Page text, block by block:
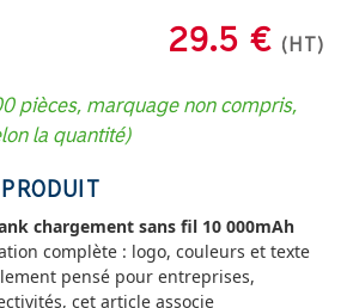
29.5 € (HT)
pièces, marquage non compris,
la quantité)
chargement sans fil 10 000mAh
complète : logo, couleurs et texte
pensé pour entreprises,
cet article associe